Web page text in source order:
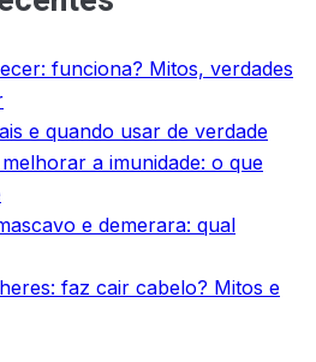
funciona? Mitos, verdades
e quando usar de verdade
a imunidade: o que
e demerara: qual
faz cair cabelo? Mitos e